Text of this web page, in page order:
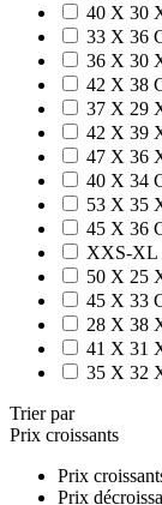
40 X 30
33 X 36
36 X 30
42 X 38
37 X 29
42 X 39
47 X 36
40 X 34
53 X 35
45 X 36
XXS-XL
50 X 25
45 X 33
28 X 38
41 X 31
35 X 32
Trier par
Prix croissants
Prix
Prix